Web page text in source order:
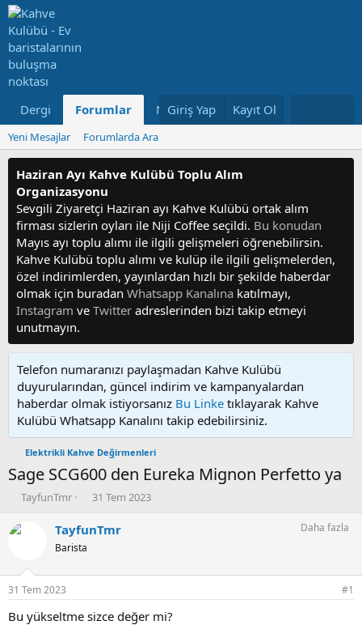
Dergi Forumlar Neler Yeni Kullanıcılar
Giriş Yap Kayıt Ol
Yeni Mesajlar Forumlarda Ara
Haziran Ayı Kahve Kulübü Toplu Alım
Organizasyonu
Sevgili Ziyaretçi Haziran ayı Kahve Kulübü ortak alım
firması sizlerin oyları ile Niji Coffee seçildi. Bu konudan
Mayıs ayı toplu alımı ile ilgili gelişmeleri öğrenebilirsin.
Kahve Kulübü toplu alımı ve kulüp ile ilgili gelişmelerden,
özel indirimlerden, yayınlardan hızlı bir şekilde haberdar
olmak için buradan Whatsapp Kanalına katılmayı,
Instagram ve Twitter adreslerinden bizi takip etmeyi
unutmayın.
Telefon numaranızı paylaşmadan Kahve Kulübü
duyurularından, güncel indirim ve kampanyalardan
haberdar olmak istiyorsanız Bu Linke tıklayarak Kahve
Kulübü Whatsapp Kanalını takip edebilirsiniz.
Elektrikli Kahve Değirmenleri
Sage SCG600 den Eureka Mignon Perfetto ya
K
n
u
b
a
ş
TayfunTmr
B
ş
ı
ç
31 Tem 2023
TayfunTmr
Barista
Daha fazla
31 Tem 2023 #1
Bu yükseltme sizce değer mi?